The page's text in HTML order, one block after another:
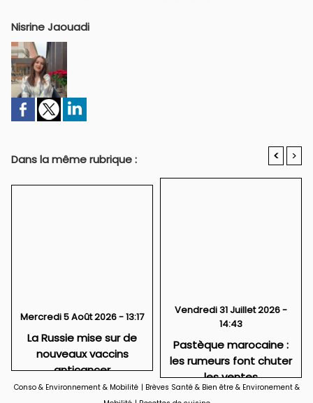
Nisrine Jaouadi
Dans la même rubrique : < >
Mercredi 5 Août 2026 - 13:17
La Russie mise sur de
nouveaux vaccins
anticancer
Vendredi 31 Juillet 2026 -
14:43
Pastèque marocaine :
les rumeurs font chuter
les ventes
Conso & Environnement & Mobilité | Brèves Santé & Bien être & Environement &